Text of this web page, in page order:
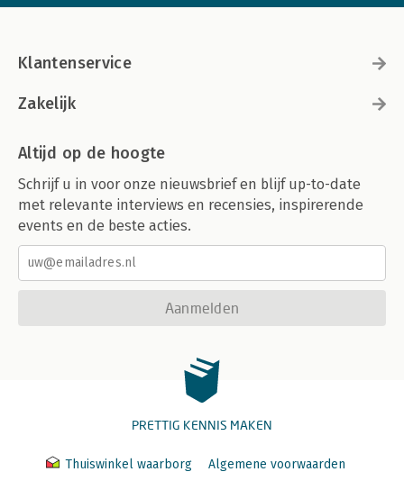
Klantenservice
Zakelijk
Altijd op de hoogte
Schrijf u in voor onze nieuwsbrief en blijf up-to-date
met relevante interviews en recensies, inspirerende
events en de beste acties.
Aanmelden
PRETTIG KENNIS MAKEN
Thuiswinkel waarborg Algemene voorwaarden